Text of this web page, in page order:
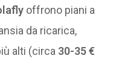
offrono piani a
da ricarica,
alti (circa 30-35 €